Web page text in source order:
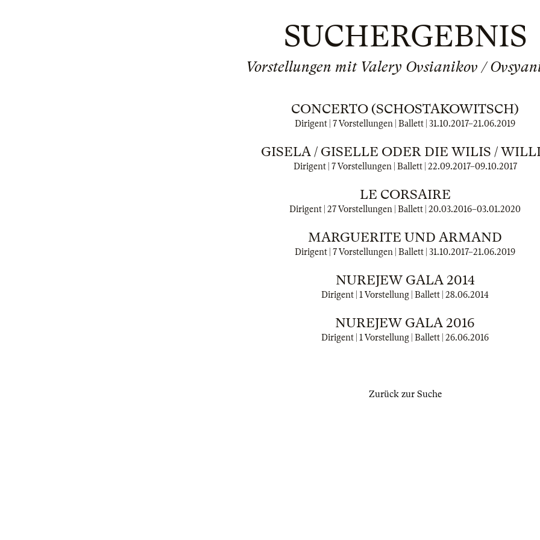
SUCHERGEBNIS
Vorstellungen mit Valery Ovsianikov /
CONCERTO (SCHOSTAKOWITSCH)
Dirigent | 7 Vorstellungen | Ballett | 31.10.2017–21.06.2019
GISELA / GISELLE ODER DIE WILIS /
Dirigent | 7 Vorstellungen | Ballett | 22.09.2017–09.10.2017
LE CORSAIRE
Dirigent | 27 Vorstellungen | Ballett | 20.03.2016–03.01.2020
MARGUERITE UND ARMAND
Dirigent | 7 Vorstellungen | Ballett | 31.10.2017–21.06.2019
NUREJEW GALA 2014
Dirigent | 1 Vorstellung | Ballett | 28.06.2014
NUREJEW GALA 2016
Dirigent | 1 Vorstellung | Ballett | 26.06.2016
Zurück zur Suche